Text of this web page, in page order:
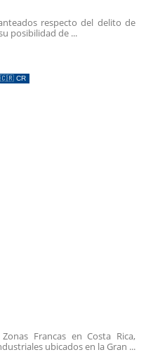
respecto del delito de
posibilidad de ...
🇨🇷 CR
Francas en Costa Rica,
ubicados en la Gran ...